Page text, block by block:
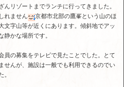
リゾートまでランチに行ってきました。
れません
京都市北部の鷹峯という山のほ
文字山等が近くにあります。傾斜地でアッ
静かな場所です。
員の募集をテレビで見たことでした。とて
せんが、施設は一般でも利用できるのでい
。